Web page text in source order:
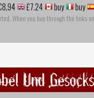
£7.24 buy buy
When you buy through the links
Und Gesocks